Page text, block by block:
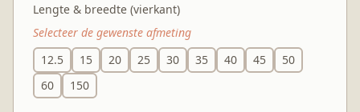
Lengte & breedte (vierkant)
Selecteer de gewenste afmeting
12.5
15 20 25 30 35 40 45
50
60
150